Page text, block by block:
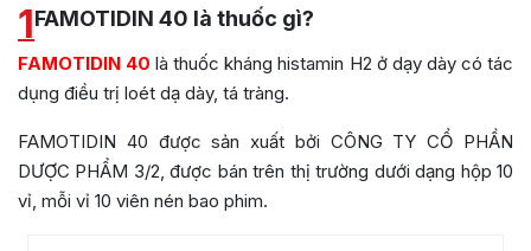
1FAMOTIDIN 40 là thuốc gì?
FAMOTIDIN 40 là thuốc kháng histamin H2 ở dạy dày có tác
dụng điều trị loét dạ dày, tá tràng.
FAMOTIDIN 40 được sản xuất bởi CÔNG TY CỔ PHẦN
DƯỢC PHẨM 3/2, được bán trên thị trường dưới dạng hộp 10
vỉ, mỗi vỉ 10 viên nén bao phim.